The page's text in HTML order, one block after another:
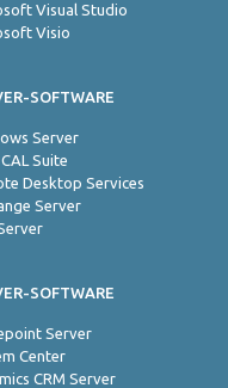
Visual Studio
Visio
SOFTWARE
Server
Suite
Desktop Services
Server
SOFTWARE
Server
Center
CRM Server